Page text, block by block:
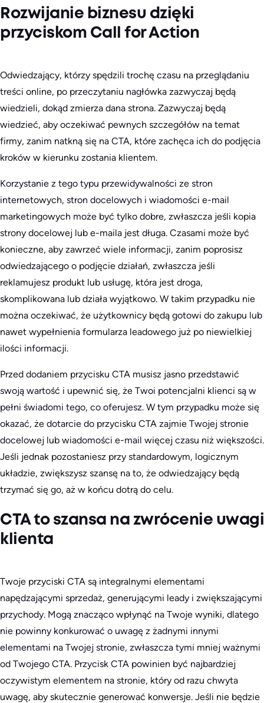
Rozwijanie biznesu dzięki
przyciskom Call for Action
Odwiedzający, którzy spędzili trochę czasu na przeglądaniu
treści online, po przeczytaniu nagłówka zazwyczaj będą
wiedzieli, dokąd zmierza dana strona. Zazwyczaj będą
wiedzieć, aby oczekiwać pewnych szczegółów na temat
firmy, zanim natkną się na CTA, które zachęca ich do podjęcia
kroków w kierunku zostania klientem.
Korzystanie z tego typu przewidywalności ze stron
internetowych, stron docelowych i wiadomości e-mail
marketingowych może być tylko dobre, zwłaszcza jeśli kopia
strony docelowej lub e-maila jest długa. Czasami może być
konieczne, aby zawrzeć wiele informacji, zanim poprosisz
odwiedzającego o podjęcie działań, zwłaszcza jeśli
reklamujesz produkt lub usługę, która jest droga,
skomplikowana lub działa wyjątkowo. W takim przypadku nie
można oczekiwać, że użytkownicy będą gotowi do zakupu lub
nawet wypełnienia formularza leadowego już po niewielkiej
ilości informacji.
Przed dodaniem przycisku CTA musisz jasno przedstawić
swoją wartość i upewnić się, że Twoi potencjalni klienci są w
pełni świadomi tego, co oferujesz. W tym przypadku może się
okazać, że dotarcie do przycisku CTA zajmie Twojej stronie
docelowej lub wiadomości e-mail więcej czasu niż większości.
Jeśli jednak pozostaniesz przy standardowym, logicznym
układzie, zwiększysz szansę na to, że odwiedzający będą
trzymać się go, aż w końcu dotrą do celu.
CTA to szansa na zwrócenie uwagi
klienta
Twoje przyciski CTA są integralnymi elementami
napędzającymi sprzedaż, generującymi leady i zwiększającymi
przychody. Mogą znacząco wpłynąć na Twoje wyniki, dlatego
nie powinny konkurować o uwagę z żadnymi innymi
elementami na Twojej stronie, zwłaszcza tymi mniej ważnymi
od Twojego CTA. Przycisk CTA powinien być najbardziej
oczywistym elementem na stronie, który od razu chwyta
uwagę, aby skutecznie generować konwersje. Jeśli nie będzie